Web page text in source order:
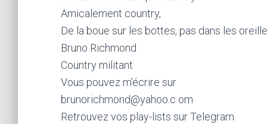
Amicalement country,
De la boue sur les bottes, pas dans les
Bruno Richmond
Country militant
Vous pouvez m’écrire sur
brunorichmond@yahoo.c om
Retrouvez vos play-lists sur Telegram